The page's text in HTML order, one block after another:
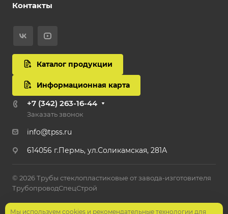
Контакты
Каталог продукции
Информационная карта
+7 (342) 263-16-44
Заказать звонок
info@tpss.ru
614056 г.Пермь, ул.Соликамская, 281А
© 2026 Трубы стеклопластиковые от завода-изготовителя
ТрубопроводСпецСтрой
Мы используем cookies и рекомендательные технологии для